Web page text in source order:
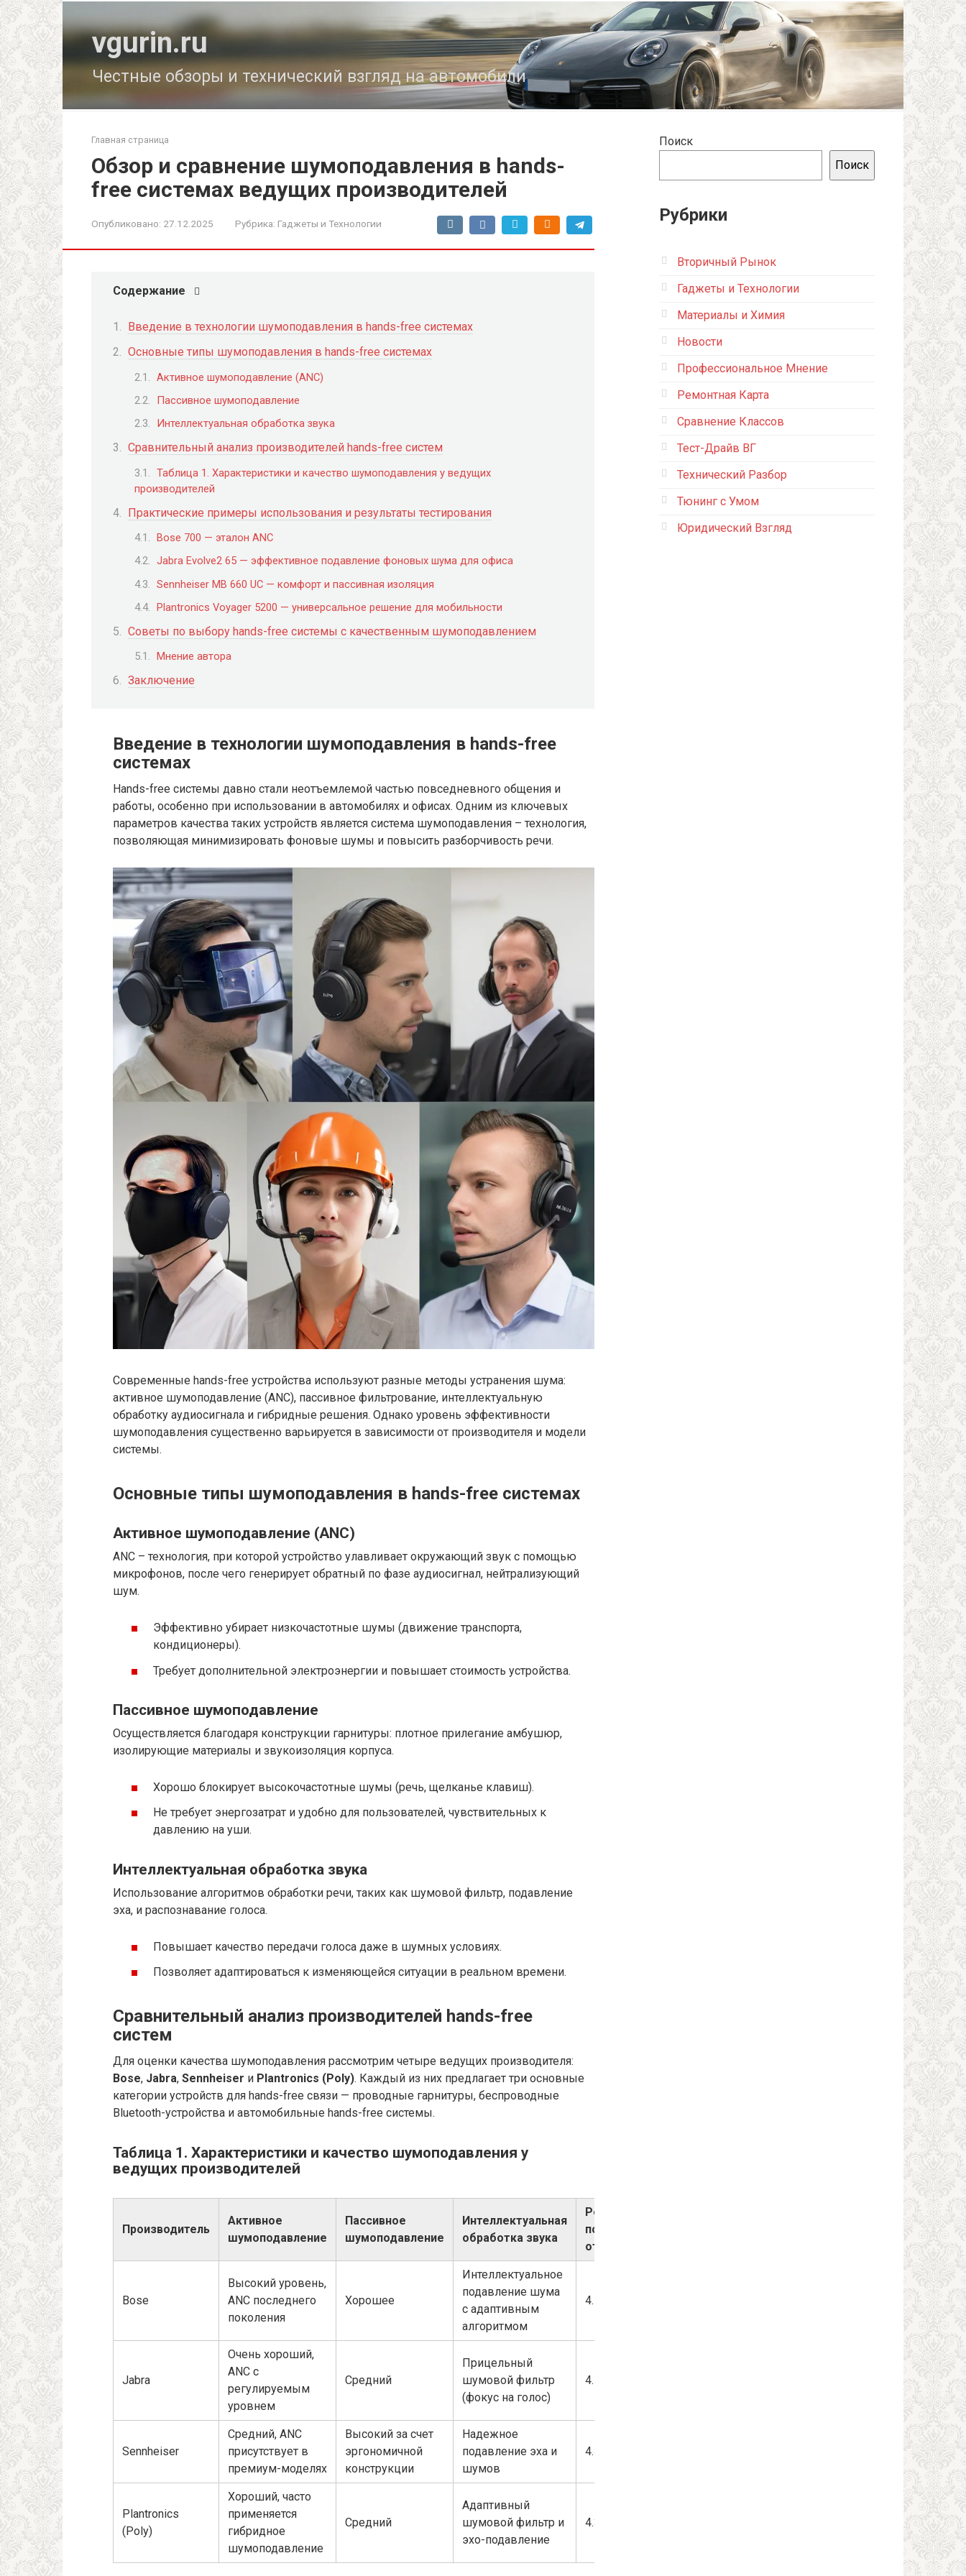
vgurin.ru
Честные обзоры и технический взгляд на автомобили
Главная страница
Обзор и сравнение шумоподавления в hands-
free системах ведущих производителей
Опубликовано: 27.12.2025 Рубрика: Гаджеты и Технологии
Содержание
Введение в технологии шумоподавления в hands-free системах
Основные типы шумоподавления в hands-free системах
Активное шумоподавление (ANC)
Пассивное шумоподавление
Интеллектуальная обработка звука
Сравнительный анализ производителей hands-free систем
Таблица 1. Характеристики и качество шумоподавления у ведущих
производителей
Практические примеры использования и результаты тестирования
Bose 700 — эталон ANC
Jabra Evolve2 65 — эффективное подавление фоновых шума для офиса
Sennheiser MB 660 UC — комфорт и пассивная изоляция
Plantronics Voyager 5200 — универсальное решение для мобильности
Советы по выбору hands-free системы с качественным шумоподавлением
Мнение автора
Заключение
Введение в технологии шумоподавления в hands-free
системах
Hands-free системы давно стали неотъемлемой частью повседневного общения и
работы, особенно при использовании в автомобилях и офисах. Одним из ключевых
параметров качества таких устройств является система шумоподавления – технология,
позволяющая минимизировать фоновые шумы и повысить разборчивость речи.
Современные hands-free устройства используют разные методы устранения шума:
активное шумоподавление (ANC), пассивное фильтрование, интеллектуальную
обработку аудиосигнала и гибридные решения. Однако уровень эффективности
шумоподавления существенно варьируется в зависимости от производителя и модели
системы.
Основные типы шумоподавления в hands-free системах
Активное шумоподавление (ANC)
ANC – технология, при которой устройство улавливает окружающий звук с помощью
микрофонов, после чего генерирует обратный по фазе аудиосигнал, нейтрализующий
шум.
Эффективно убирает низкочастотные шумы (движение транспорта,
кондиционеры).
Требует дополнительной электроэнергии и повышает стоимость устройства.
Пассивное шумоподавление
Осуществляется благодаря конструкции гарнитуры: плотное прилегание амбушюр,
изолирующие материалы и звукоизоляция корпуса.
Хорошо блокирует высокочастотные шумы (речь, щелканье клавиш).
Не требует энергозатрат и удобно для пользователей, чувствительных к
давлению на уши.
Интеллектуальная обработка звука
Использование алгоритмов обработки речи, таких как шумовой фильтр, подавление
эха, и распознавание голоса.
Повышает качество передачи голоса даже в шумных условиях.
Позволяет адаптироваться к изменяющейся ситуации в реальном времени.
Сравнительный анализ производителей hands-free
систем
Для оценки качества шумоподавления рассмотрим четыре ведущих производителя:
Bose, Jabra, Sennheiser и Plantronics (Poly). Каждый из них предлагает три основные
категории устройств для hands-free связи — проводные гарнитуры, беспроводные
Bluetooth-устройства и автомобильные hands-free системы.
Таблица 1. Характеристики и качество шумоподавления у
ведущих производителей
Производитель
Активное
шумоподавление
Пассивное
шумоподавление
Интеллектуальная
обработка звука
Рейтинг
пользовательских
отзывов (из 5)
Bose
Высокий уровень,
ANC последнего
поколения
Хорошее
Интеллектуальное
подавление шума
с адаптивным
алгоритмом
4.7
Jabra
Очень хороший,
ANC с
регулируемым
уровнем
Средний
Прицельный
шумовой фильтр
(фокус на голос)
4.5
Sennheiser
Средний, ANC
присутствует в
премиум-моделях
Высокий за счет
эргономичной
конструкции
Надежное
подавление эха и
шумов
4.4
Plantronics
(Poly)
Хороший, часто
применяется
гибридное
шумоподавление
Средний
Адаптивный
шумовой фильтр и
эхо-подавление
4.3
Поиск
Поиск
Рубрики
Вторичный Рынок
Гаджеты и Технологии
Материалы и Химия
Новости
Профессиональное Мнение
Ремонтная Карта
Сравнение Классов
Тест-Драйв ВГ
Технический Разбор
Тюнинг с Умом
Юридический Взгляд